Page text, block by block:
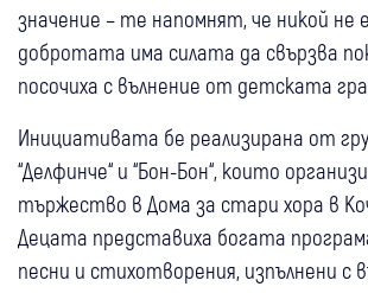
значение – те напомнят, че никой не
добротата има силата да свързва
посочиха с вълнение от детската
Инициативата бе реализирана от
“Делфинче“ и “Бон-Бон“, които
тържество в Дома за стари хора в
Децата представиха богата
песни и стихотворения, изпълнени с